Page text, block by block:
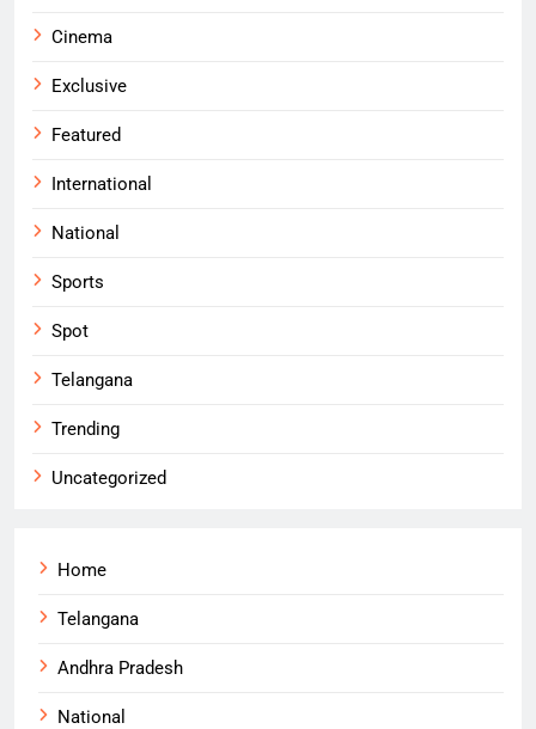
Cinema
Exclusive
Featured
International
National
Sports
Spot
Telangana
Trending
Uncategorized
Home
Telangana
Andhra Pradesh
National